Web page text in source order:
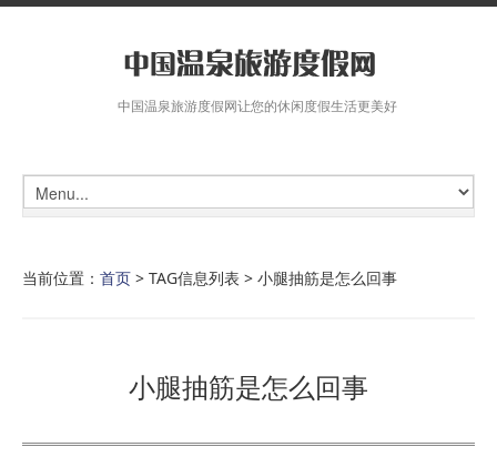
中国温泉旅游度假网让您的休闲度假生活更美好
当前位置： 首页 > TAG信息列表 > 小腿抽筋是怎么回事
小腿抽筋是怎么回事